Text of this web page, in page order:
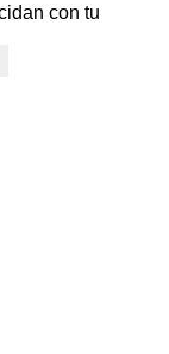
con tu